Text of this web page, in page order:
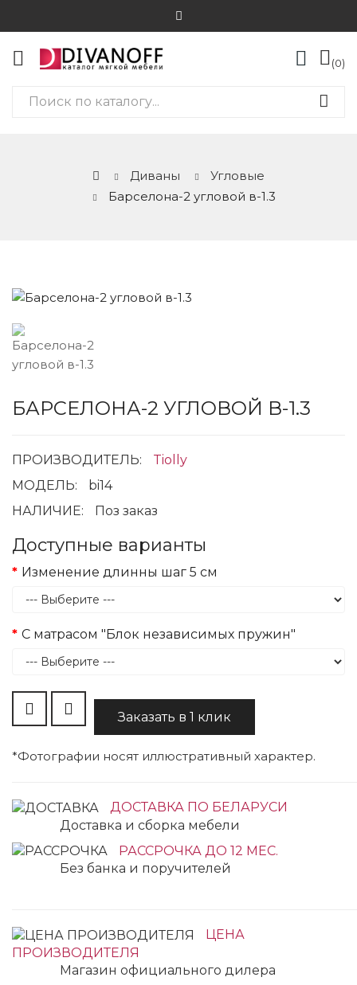
0
Диваны
Угловые
Барселона-2 угловой в-1.3
БАРСЕЛОНА-2 УГЛОВОЙ В-1.3
ПРОИЗВОДИТЕЛЬ:
Tiolly
МОДЕЛЬ:
bi14
НАЛИЧИЕ:
Поз заказ
Доступные варианты
Изменение длинны шаг 5 см
С матрасом "Блок независимых пружин"
Заказать в 1 клик
*Фотографии носят иллюстративный характер.
ДОСТАВКА ПО БЕЛАРУСИ
Доставка и сборка мебели
РАССРОЧКА ДО 12 МЕС.
Без банка и поручителей
ЦЕНА
ПРОИЗВОДИТЕЛЯ
Магазин официального дилера